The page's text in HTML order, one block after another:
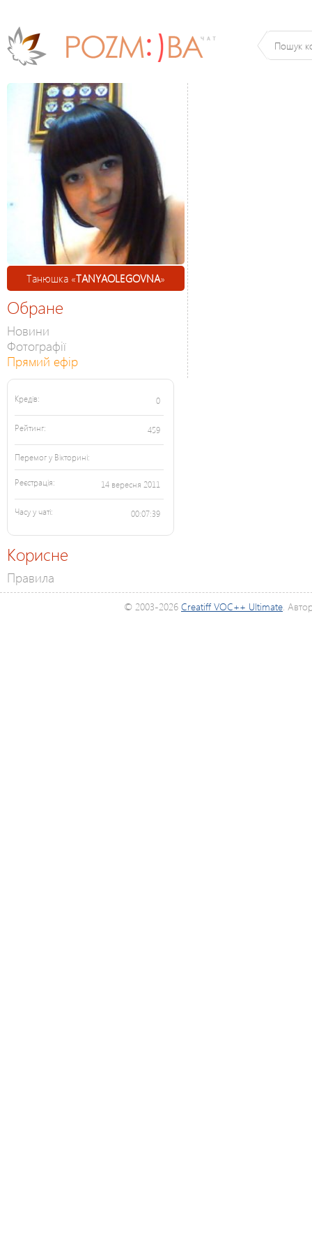
Танюшка «TANYAOLEGOVNA»
Обране
Новини
Фотографії
Прямий ефір
Кредів: 0
Рейтинг: 459
Перемог у Вікторині:
Реєстрація: 14 вересня 2011
Часу у чаті: 00:07:39
Корисне
Правила
© 2003-2026 Creatiff VOC++ Ultimate.